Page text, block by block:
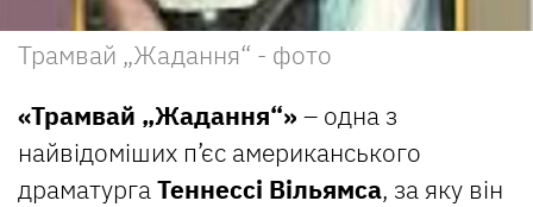
Трамвай „Жадання“ - фото
«Трамвай „Жадання“» – одна з
найвідоміших п’єс американського
драматургаТеннессі Вільямса, за яку він